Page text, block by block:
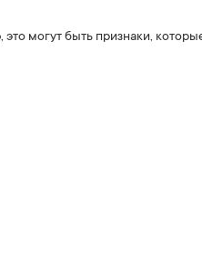
могут быть признаки,